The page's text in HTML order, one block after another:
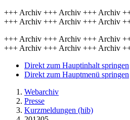
+++ Archiv +++ Archiv +++ Archiv
+++ Archiv +++ Archiv +++ Archiv
+++ Archiv +++ Archiv +++ Archiv
+++ Archiv +++ Archiv +++ Archiv
Direkt zum Hauptinhalt springen
Direkt zum Hauptmenü springen
Webarchiv
Presse
Kurzmeldungen (hib)